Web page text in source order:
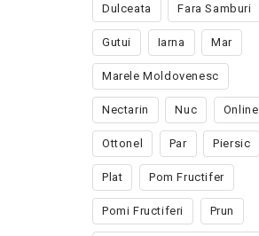
Dulceata Fara Samburi
Gutui Iarna Mar
Marele Moldovenesc
Nectarin Nuc Online
Ottonel Par Piersic
Plat Pom Fructifer
Pomi Fructiferi Prun